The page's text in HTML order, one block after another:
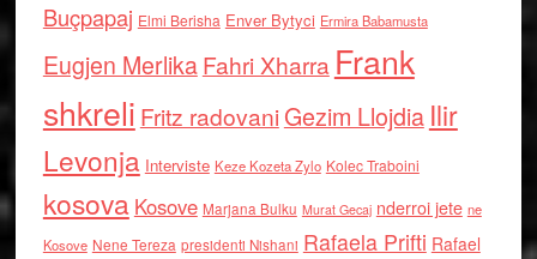
Buçpapaj Elmi Berisha Enver Bytyci Ermira Babamusta
Eugjen MerlikaFahri Xharra Frank
shkreli Fritz radovaniGezim Llojdia Ilir
Levonja Interviste Keze Kozeta Zylo Kolec Traboini
kosova Kosove Marjana Bulku Murat Gecaj nderroi jete ne
Kosove Nene Tereza presidenti Nishani Rafaela Prifti Rafael